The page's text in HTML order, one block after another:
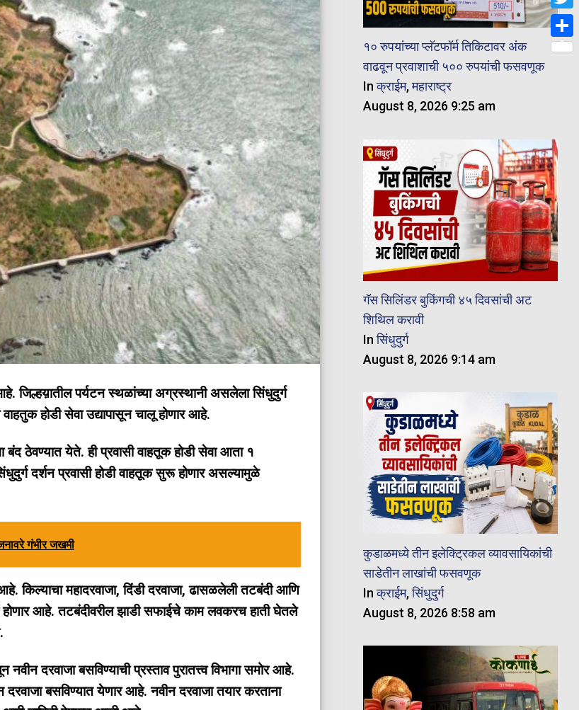
जिल्हय़ातील पर्यटन स्थळांच्या अग्रस्थानी असलेला सिंधुदुर्ग
होडी सेवा उद्यापासून चालू होणार आहे.
बंद ठेवण्यात येते. ही प्रवासी वाहतूक होडी सेवा आता १
दर्शन प्रवासी होडी वाहतूक सुरू होणार असल्यामुळे
गंभीर जखमी
किल्याचा महादरवाजा, दिंडी दरवाजा, ढासळलेली तटबंदी आणि
होणार आहे. तटबंदीवरील झाडी सफाईचे काम लवकरच हाती घेतले
दरवाजा बसविण्याची प्रस्ताव पुरातत्त्व विभागा समोर आहे.
दरवाजा बसविण्यात येणार आहे. नवीन दरवाजा तयार करताना
१० रुपयांच्या प्लॅटफॉर्म तिकिटावर अंक
वाढवून प्रवाशाची ५०० रुपयांची फसवणूक
Inक्राईम,महाराष्ट्र
August 8, 2026 9:25 am
गॅस सिलिंडर बुकिंगची ४५ दिवसांची अट
शिथिल करावी
Inसिंधुदुर्ग
August 8, 2026 9:14 am
कुडाळमध्ये तीन इलेक्ट्रिकल व्यावसायिकांची
साडेतीन लाखांची फसवणूक
Inक्राईम,सिंधुदुर्ग
August 8, 2026 8:58 am